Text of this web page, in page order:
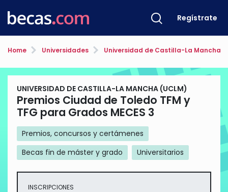
Regístrate
Home Universidades Universidad de Castilla-La Mancha
UNIVERSIDAD DE CASTILLA-LA MANCHA (UCLM)
Premios Ciudad de Toledo TFM y
TFG para Grados MECES 3
Premios, concursos y certámenes
Becas fin de máster y grado
Universitarios
INSCRIPCIONES